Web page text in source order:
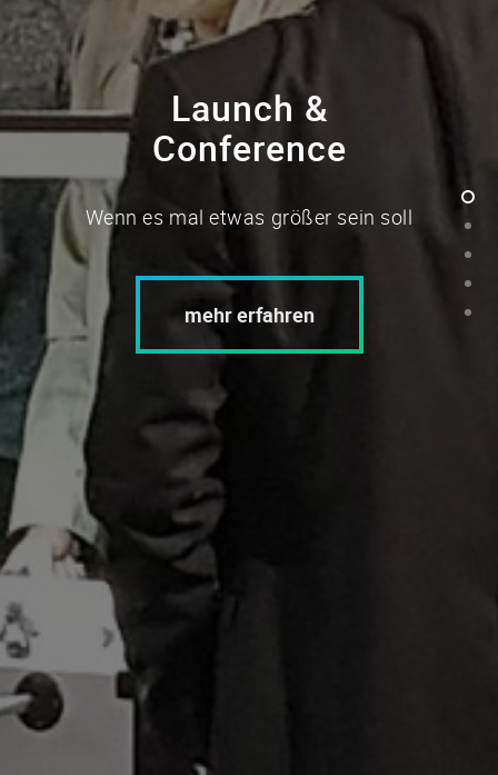
Launch &
Conference
Wenn es mal etwas größer sein soll
mehr erfahren